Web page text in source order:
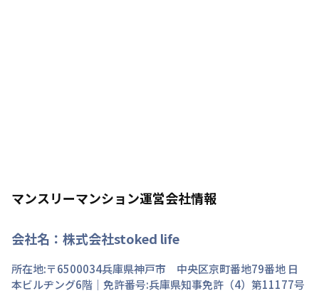
マンスリーマンション運営会社情報
会社名： 株式会社stoked life
所在地:〒6500034兵庫県神戸市 中央区京町番地79番地 日
本ビルヂング6階 ｜免許番号:兵庫県知事免許（4）第11177号